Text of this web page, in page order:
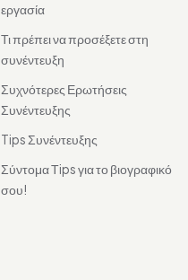
εργασία
Τι πρέπει να προσέξετε στη
συνέντευξη
Συχνότερες Ερωτήσεις
Συνέντευξης
Tips Συνέντευξης
Σύντομα Τips για το βιογραφικό
σου!